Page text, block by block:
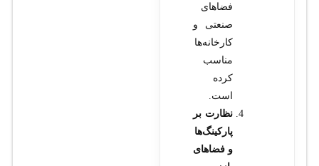
فضاهای
صنعتی و
کارخانه‌ها
مناسب
کرده
است.
نظارت بر
پارکینگ‌ها
و فضاهای